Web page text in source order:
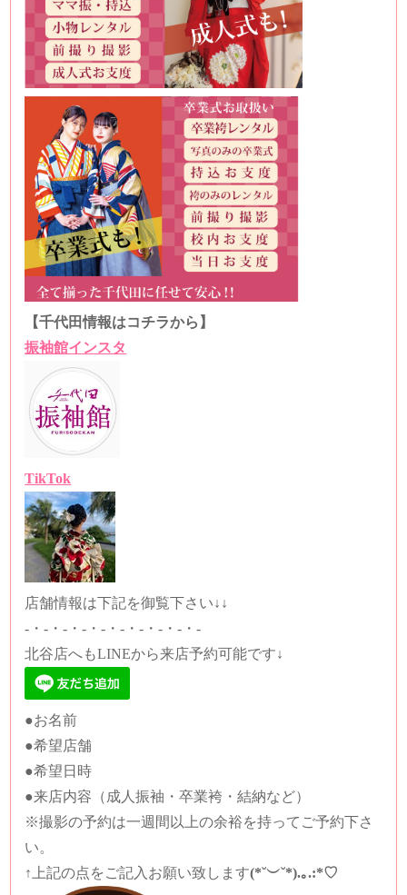
【千代田情報はコチラから】
振袖館インスタ
TikTok
店舗情報は下記を御覧下さい↓↓
-・-・-・-・-・-・-・-・-・-
北谷店へもLINEから来店予約可能です↓
●お名前
●希望店舗
●希望日時
●来店内容（成人振袖・卒業袴・結納など）
※撮影の予約は一週間以上の余裕を持ってご予約下さ
い。
↑上記の点をご記入お願い致します(*˘︶˘*).｡.:*♡